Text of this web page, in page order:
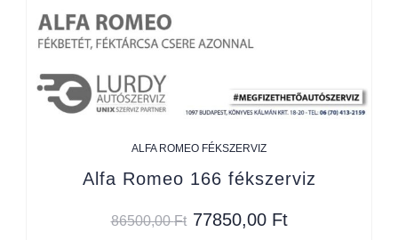
ALFA ROMEO FÉKSZERVIZ
Alfa Romeo 166 fékszerviz
86500,00Ft 77850,00 Ft